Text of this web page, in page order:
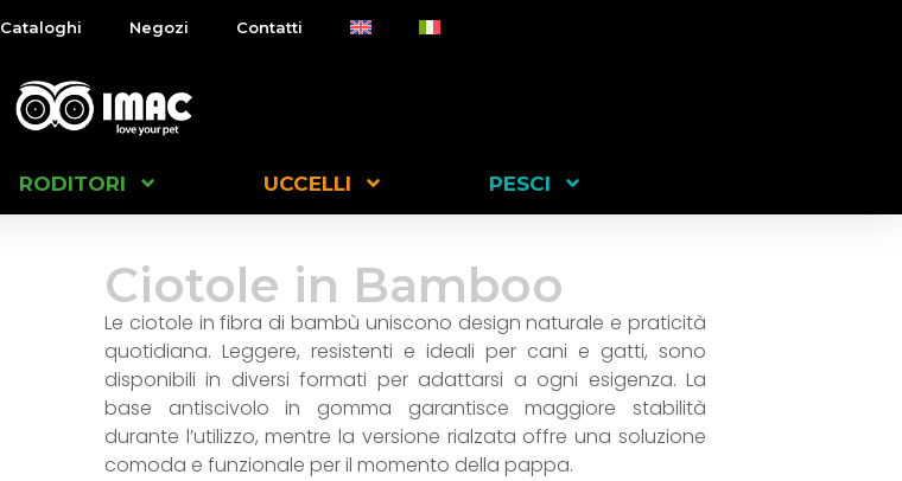
Cataloghi Negozi Contatti
RODITORI UCCELLI PESCI
Ciotole in Bamboo
Le ciotole in fibra di bambù uniscono design naturale e praticità
quotidiana. Leggere, resistenti e ideali per cani e gatti, sono
disponibili in diversi formati per adattarsi a ogni esigenza. La
base antiscivolo in gomma garantisce maggiore stabilità
durante l’utilizzo, mentre la versione rialzata offre una soluzione
comoda e funzionale per il momento della pappa.